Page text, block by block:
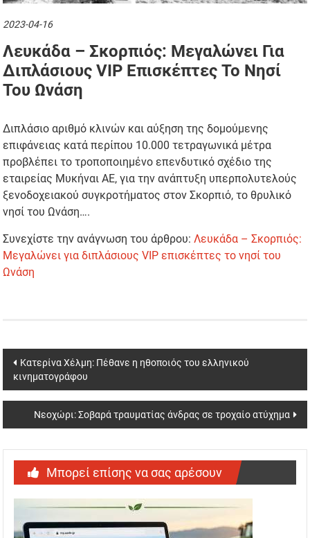
2023-04-16
Λευκάδα – Σκορπιός: Μεγαλώνει Για
Διπλάσιους VIP Επισκέπτες Το Νησί
Του Ωνάση
Διπλάσιο αριθμό κλινών και αύξηση της δομούμενης
επιφάνειας κατά περίπου 10.000 τετραγωνικά μέτρα
προβλέπει το τροποποιημένο επενδυτικό σχέδιο της
εταιρείας Μυκήναι ΑΕ, για την ανάπτυξη υπερπολυτελούς
ξενοδοχειακού συγκροτήματος στον Σκορπιό, το θρυλικό
νησί του Ωνάση….
Συνεχίστε την ανάγνωση του άρθρου:Λευκάδα – Σκορπιός:
Μεγαλώνει για διπλάσιους VIP επισκέπτες το νησί του
Ωνάση
Post
navigation
Κατερίνα Χέλμη: Πέθανε η ηθοποιός του ελληνικού
κινηματογράφου
Νεοχώρι: Σοβαρά τραυματίας άνδρας σε τροχαίο ατύχημα
Μπορεί επίσης να σας αρέσουν